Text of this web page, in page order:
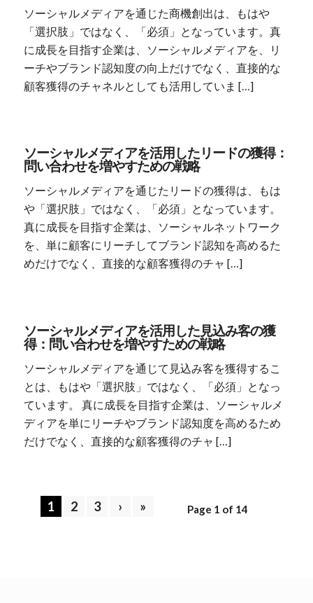
ソーシャルメディアを通じた商機創出は、もはや
「選択肢」ではなく、「必須」となっています。真
に成長を目指す企業は、ソーシャルメディアを、リ
ーチやブランド認知度の向上だけでなく、直接的な
顧客獲得のチャネルとしても活用していま […]
ソーシャルメディアを活用したリードの獲得：
問い合わせを増やすための戦略
ソーシャルメディアを通じたリードの獲得は、もは
や「選択肢」ではなく、「必須」となっています。
真に成長を目指す企業は、ソーシャルネットワーク
を、単に顧客にリーチしてブランド認知を高めるた
めだけでなく、直接的な顧客獲得のチャ […]
ソーシャルメディアを活用した見込み客の獲
得：問い合わせを増やすための戦略
ソーシャルメディアを通じて見込み客を獲得するこ
とは、もはや「選択肢」ではなく、「必須」となっ
ています。 真に成長を目指す企業は、ソーシャルメ
ディアを単にリーチやブランド認知度を高めるため
だけでなく、直接的な顧客獲得のチャ […]
Page 1 of 14
1 2 3 › »